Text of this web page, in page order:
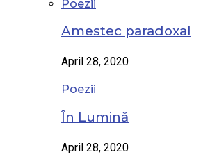
Poezii
Amestec paradoxal
April 28, 2020
Poezii
În Lumină
April 28, 2020